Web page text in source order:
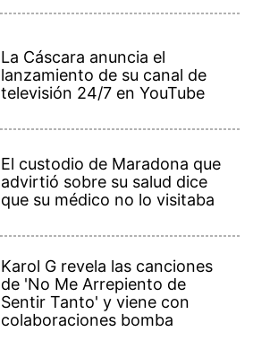
La Cáscara anuncia el
lanzamiento de su canal de
televisión 24/7 en YouTube
El custodio de Maradona que
advirtió sobre su salud dice
que su médico no lo visitaba
Karol G revela las canciones
de 'No Me Arrepiento de
Sentir Tanto' y viene con
colaboraciones bomba